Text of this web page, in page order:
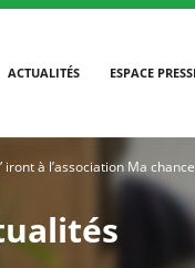
ACTUALITÉS ESPACE
à l’association Ma